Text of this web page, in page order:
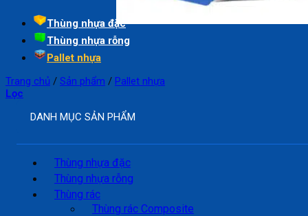
Thùng nhựa đặc
Thùng nhựa rỗng
Pallet nhựa
Trang chủ / Sản phẩm / Pallet nhựa
Lọc
DANH MỤC SẢN PHẨM
Thùng nhựa đặc
Thùng nhựa rỗng
Thùng rác
Thùng rác Composite